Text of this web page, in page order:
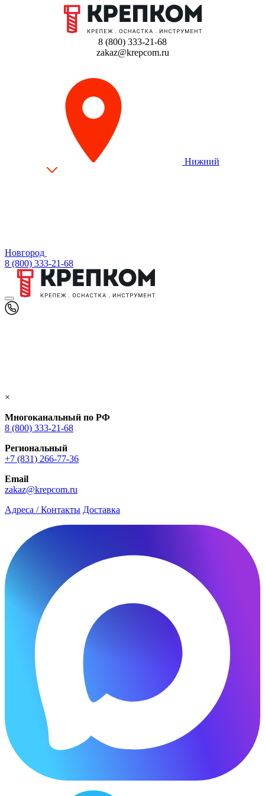
8 (800) 333-21-68
zakaz@krepcom.ru
Нижний
Новгород
8 (800) 333-21-68
×
Многоканальный по РФ
8 (800) 333‑21-68
Региональный
+7 (831) 266-77-36
Email
zakaz@krepcom.ru
Адреса / Контакты Доставка